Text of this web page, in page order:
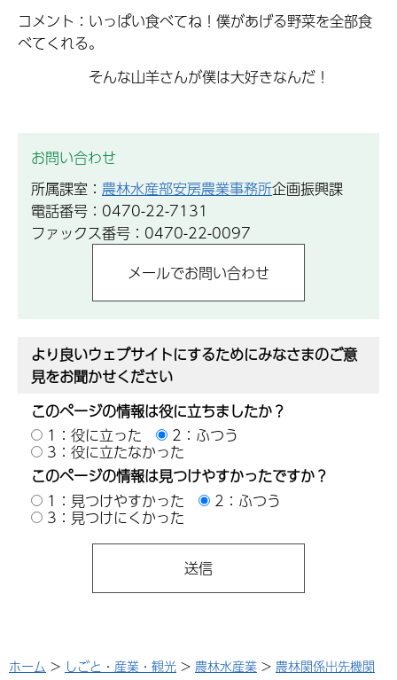
コメント：いっぱい食べてね！僕があげる野菜を全部食
べてくれる。
そんな山羊さんが僕は大好きなんだ！
お問い合わせ
所属課室： 農林水産部安房農業事務所企画振興課
電話番号：0470-22-7131
ファックス番号：0470-22-0097
より良いウェブサイトにするためにみなさまのご意
見をお聞かせください
このページの情報は役に立ちましたか？
1：役に立った
2：ふつう
3：役に立たなかった
このページの情報は見つけやすかったですか？
1：見つけやすかった
2：ふつう
3：見つけにくかった
ホーム > しごと・産業・観光 > 農林水産業 > 農林関係出先機関